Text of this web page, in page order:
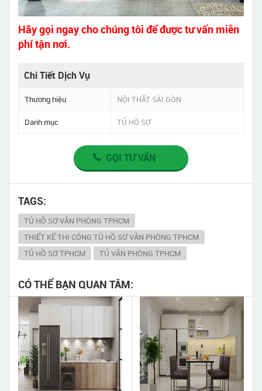
Hãy gọi ngay cho chúng tôi để được tư vấn miễn
phí tận nơi.
Chi Tiết Dịch Vụ
Thương hiệu NỘI THẤT SÀI GÒN
Danh mục TỦ HỒ SƠ
GỌI TƯ VẤN
TAGS:
TỦ HỒ SƠ VĂN PHÒNG TPHCM
THIẾT KẾ THI CÔNG TỦ HỒ SƠ VĂN PHÒNG TPHCM
TỦ HỒ SƠ TPHCM
TỦ VĂN PHÒNG TPHCM
CÓ THỂ BẠN QUAN TÂM: